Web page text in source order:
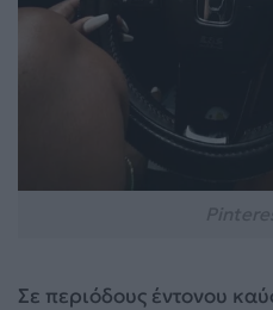
Σε περιόδους έντονου